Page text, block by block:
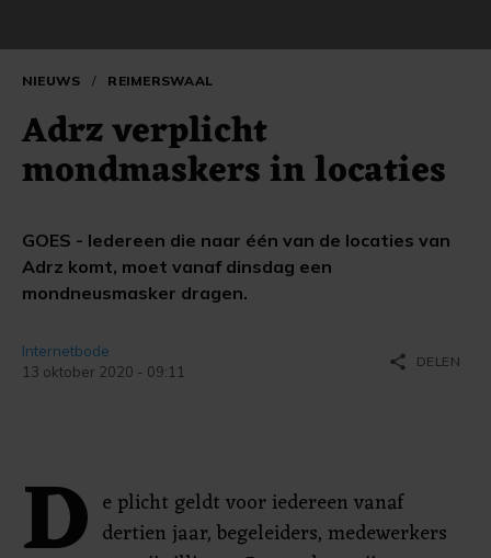
NIEUWS / REIMERSWAAL
Adrz verplicht
mondmaskers in locaties
GOES - Iedereen die naar één van de locaties van
Adrz komt, moet vanaf dinsdag een
mondneusmasker dragen.
Internetbode
13 oktober 2020 - 09:11
share DELEN
D e plicht geldt voor iedereen vanaf
dertien jaar, begeleiders, medewerkers